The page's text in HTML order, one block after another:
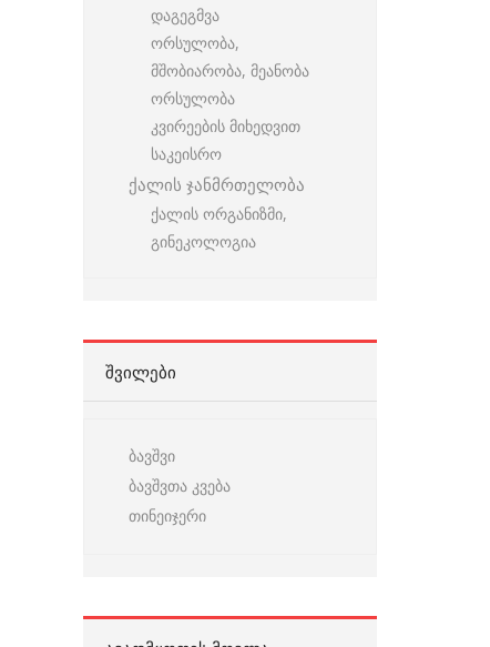
დაგეგმვა
ორსულობა,
მშობიარობა, მეანობა
ორსულობა
კვირეების მიხედვით
საკეისრო
ქალის ჯანმრთელობა
ქალის ორგანიზმი,
გინეკოლოგია
ᲨᲕᲘᲚᲔᲑᲘ
ბავშვი
ბავშვთა კვება
თინეიჯერი